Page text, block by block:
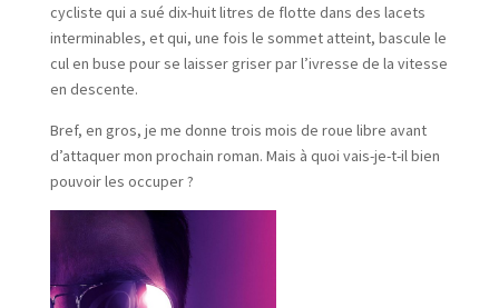
cycliste qui a sué dix-huit litres de flotte dans des lacets
interminables, et qui, une fois le sommet atteint, bascule le
cul en buse pour se laisser griser par l’ivresse de la vitesse
en descente.
Bref, en gros, je me donne trois mois de roue libre avant
d’attaquer mon prochain roman. Mais à quoi vais-je-t-il bien
pouvoir les occuper ?